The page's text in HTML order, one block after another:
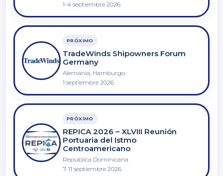
1-4 septiembre 2026
PRÓXIMO
TradeWinds Shipowners Forum
Germany
Alemania, Hamburgo
1 septiembre 2026
PRÓXIMO
REPICA 2026 – XLVIII Reunión
Portuaria del Istmo
Centroamericano
República Dominicana
7-11 septiembre 2026